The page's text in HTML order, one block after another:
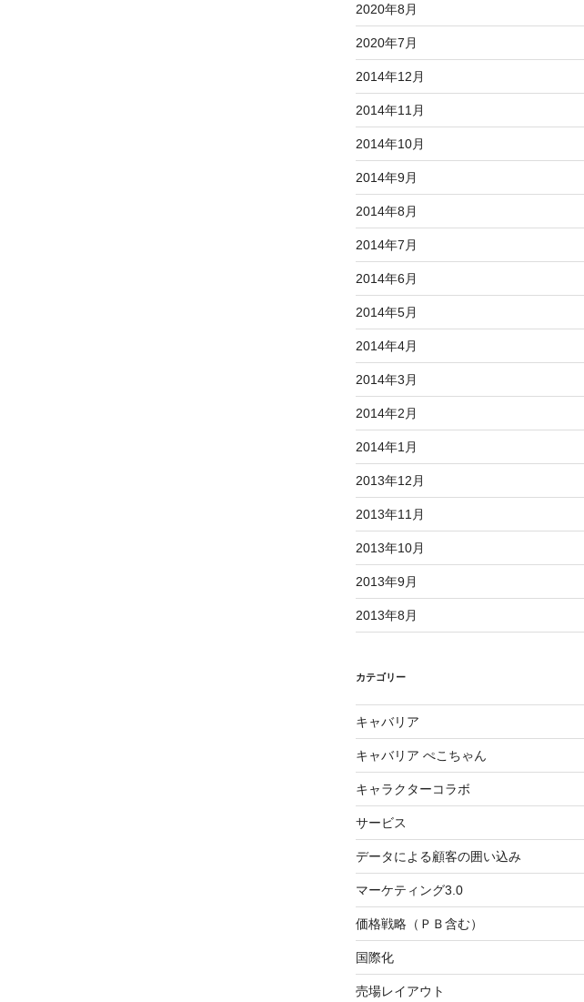
2020年8月
2020年7月
2014年12月
2014年11月
2014年10月
2014年9月
2014年8月
2014年7月
2014年6月
2014年5月
2014年4月
2014年3月
2014年2月
2014年1月
2013年12月
2013年11月
2013年10月
2013年9月
2013年8月
カテゴリー
キャバリア
キャバリア ぺこちゃん
キャラクターコラボ
サービス
データによる顧客の囲い込み
マーケティング3.0
価格戦略（ＰＢ含む）
国際化
売場レイアウト